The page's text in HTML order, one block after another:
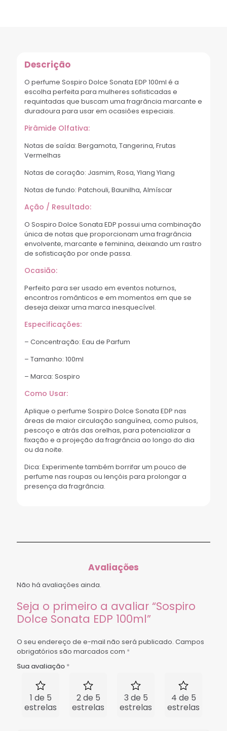
Descrição
O perfume Sospiro Dolce Sonata EDP 100ml é a
escolha perfeita para mulheres sofisticadas e
requintadas que buscam uma fragrância marcante e
duradoura para usar em ocasiões especiais.
Pirâmide Olfativa:
Notas de saída: Bergamota, Tangerina, Frutas
Vermelhas
Notas de coração: Jasmim, Rosa, Ylang Ylang
Notas de fundo: Patchouli, Baunilha, Almíscar
Ação / Resultado:
O Sospiro Dolce Sonata EDP possui uma combinação
única de notas que proporcionam uma fragrância
envolvente, marcante e feminina, deixando um rastro
de sofisticação por onde passa.
Ocasião:
Perfeito para ser usado em eventos noturnos,
encontros românticos e em momentos em que se
deseja deixar uma marca inesquecível.
Especificações:
– Concentração: Eau de Parfum
– Tamanho: 100ml
– Marca: Sospiro
Como Usar:
Aplique o perfume Sospiro Dolce Sonata EDP nas
áreas de maior circulação sanguínea, como pulsos,
pescoço e atrás das orelhas, para potencializar a
fixação e a projeção da fragrância ao longo do dia
ou da noite.
Dica: Experimente também borrifar um pouco de
perfume nas roupas ou lençóis para prolongar a
presença da fragrância.
Avaliações
Não há avaliações ainda.
Seja o primeiro a avaliar “Sospiro
Dolce Sonata EDP 100ml”
O seu endereço de e-mail não será publicado. Campos
obrigatórios são marcados com *
Sua avaliação *
1 de 5
estrelas
2 de 5
estrelas
3 de 5
estrelas
4 de 5
estrelas